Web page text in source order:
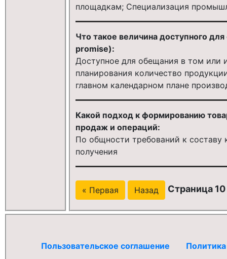
площадкам; Специализация
Что такое величина доступного
promise):
Доступное для обещания в том или
планирования количество
главном календарном плане
Какой подход к формированию
продаж и операций:
По общности требований к
получения
« Первая Назад Страница
Пользовательское соглашение